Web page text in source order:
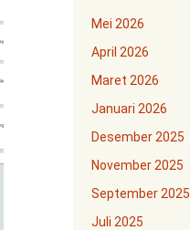
Mei 2026
April 2026
Maret 2026
Januari 2026
Desember 2025
November 2025
September 2025
Juli 2025